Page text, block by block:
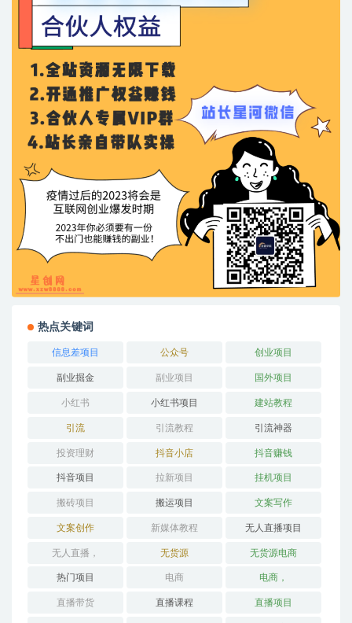
热点关键词
信息差项目 公众号 创业项目
副业掘金 副业项目 国外项目
小红书 小红书项目 建站教程
引流 引流教程 引流神器
投资理财 抖音小店 抖音赚钱
抖音项目 拉新项目 挂机项目
搬砖项目 搬运项目 文案写作
文案创作 新媒体教程 无人直播项目
无人直播， 无货源 无货源电商
热门项目 电商 电商，
直播带货 直播课程 直播项目